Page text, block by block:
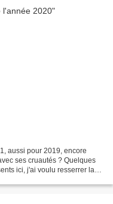
aussi pour 2019, encore
ses cruautés ? Quelques
ici, j'ai voulu resserrer la